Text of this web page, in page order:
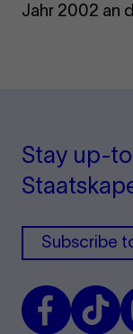
Jahr 2002 an
Stay up-
Subscribe
FacebookTikTok